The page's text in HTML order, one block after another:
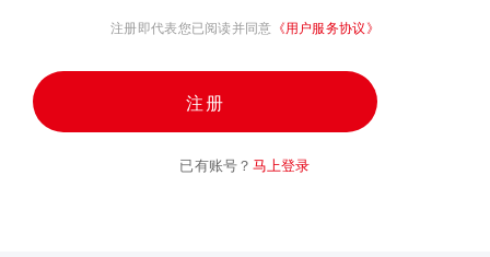
注册即代表您已阅读并同意 《用户服务协议》
注册
已有账号？ 马上登录